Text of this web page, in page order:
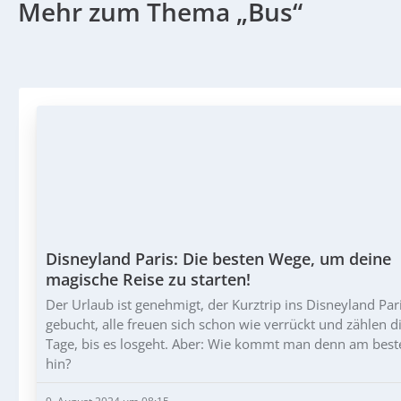
Mehr zum Thema „Bus“
Disneyland Paris: Die besten Wege, um deine
magische Reise zu starten!
Der Urlaub ist genehmigt, der Kurztrip ins Disneyland
gebucht, alle freuen sich schon wie verrückt und zählen
Tage, bis es losgeht. Aber: Wie kommt man denn am
hin?